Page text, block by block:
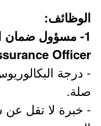
الوظائف:
Officer):
- درجة
صلة.
- خبرة لا تقل